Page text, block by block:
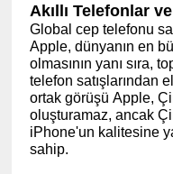
Akıllı Telefonlar
Global cep telefonu
Apple, dünyanın en
olmasının yanı sıra,
telefon satışlarından
ortak görüşü Apple,
oluşturamaz, ancak
iPhone'un kalitesine
sahip.